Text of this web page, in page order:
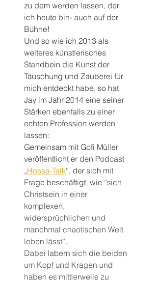
zu dem werden lassen, der
ich heute bin- auch auf der
Bühne!
Und so wie ich 2013 als
weiteres künstlerisches
Standbein die Kunst der
Täuschung und Zauberei für
mich entdeckt habe, so hat
Jay im Jahr 2014 eine seiner
Stärken ebenfalls zu einer
echten Profession werden
lassen:
Gemeinsam mit Gofi Müller
veröffentlicht er den Podcast
„Hossa-Talk“, der sich mit
Frage beschäftigt, wie “sich
Christsein in einer
komplexen,
widersprüchlichen und
manchmal chaotischen Welt
leben lässt“.
Dabei labern sich die beiden
um Kopf und Kragen und
haben es mittlerweile zu